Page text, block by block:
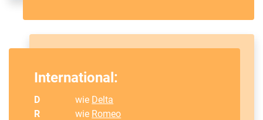
International:
D wie Delta
R
wie Romeo